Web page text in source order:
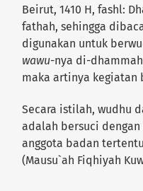
Beirut, 1410 H, fashl:
fathah, sehingga
digunakan untuk
wawu-nya di-
maka artinya kegiatan
Secara istilah, wudhu
adalah bersuci
anggota badan
(Mausu`ah Fiqhiyah